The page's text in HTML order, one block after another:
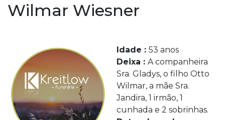
Wilmar Wiesner
Idade : 53 anos
Deixa : A companheira
Sra. Gladys, o filho Otto
Wilmar, a mãe Sra.
Jandira, 1 irmão, 1
cunhada e 2 sobrinhas.